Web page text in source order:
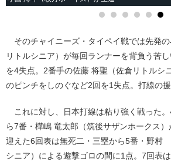
そのチャイニーズ・タイペイ戦では先発
リトルシニア）が毎回ランナーを背負う苦
を4失点。2番手の佐藤 将聖（佐倉リトルシ
のピンチをしのぐなど2回を1失点。打線の
これに対し、日本打線は粘り強く戦った
ら7番・樺嶋 竜太郎（筑後サザンホークス
迎えた6回表は無死二・三塁から5番・野村
シニア）による遊撃ゴロの間に1点。7回表